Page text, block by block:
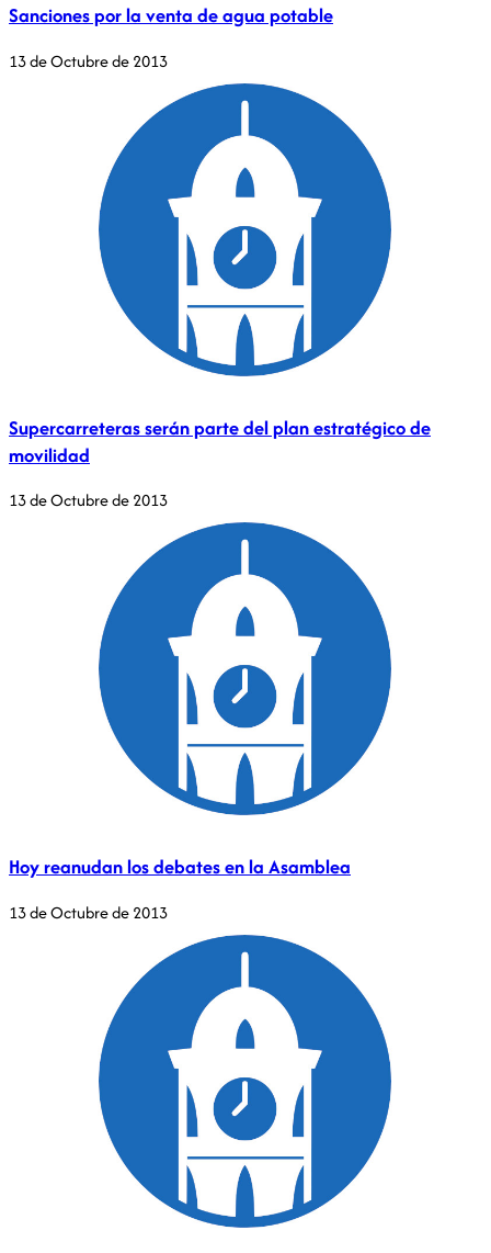
Sanciones por la venta de agua potable
13 de Octubre de 2013
Supercarreteras serán parte del plan estratégico de
movilidad
13 de Octubre de 2013
Hoy reanudan los debates en la Asamblea
13 de Octubre de 2013